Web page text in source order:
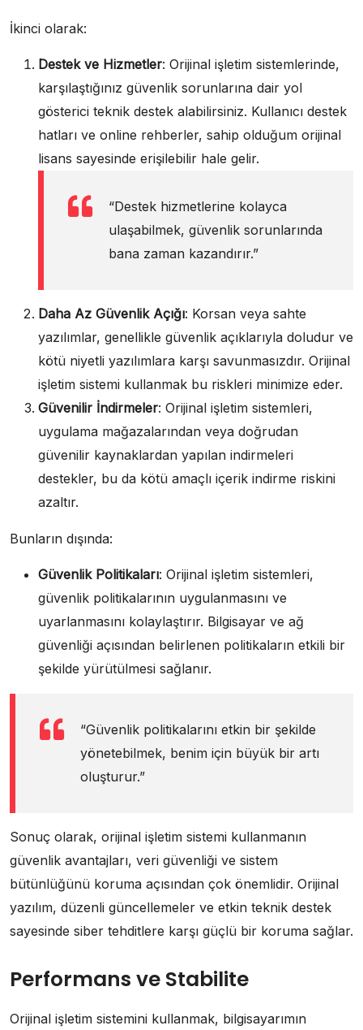
İkinci olarak:
Destek ve Hizmetler: Orijinal işletim sistemlerinde,
karşılaştığınız güvenlik sorunlarına dair yol
gösterici teknik destek alabilirsiniz. Kullanıcı destek
hatları ve online rehberler, sahip olduğum orijinal
lisans sayesinde erişilebilir hale gelir.
“Destek hizmetlerine kolayca
ulaşabilmek, güvenlik sorunlarında
bana zaman kazandırır.”
Daha Az Güvenlik Açığı: Korsan veya sahte
yazılımlar, genellikle güvenlik açıklarıyla doludur ve
kötü niyetli yazılımlara karşı savunmasızdır. Orijinal
işletim sistemi kullanmak bu riskleri minimize eder.
Güvenilir İndirmeler: Orijinal işletim sistemleri,
uygulama mağazalarından veya doğrudan
güvenilir kaynaklardan yapılan indirmeleri
destekler, bu da kötü amaçlı içerik indirme riskini
azaltır.
Bunların dışında:
Güvenlik Politikaları: Orijinal işletim sistemleri,
güvenlik politikalarının uygulanmasını ve
uyarlanmasını kolaylaştırır. Bilgisayar ve ağ
güvenliği açısından belirlenen politikaların etkili bir
şekilde yürütülmesi sağlanır.
“Güvenlik politikalarını etkin bir şekilde
yönetebilmek, benim için büyük bir artı
oluşturur.”
Sonuç olarak, orijinal işletim sistemi kullanmanın
güvenlik avantajları, veri güvenliği ve sistem
bütünlüğünü koruma açısından çok önemlidir. Orijinal
yazılım, düzenli güncellemeler ve etkin teknik destek
sayesinde siber tehditlere karşı güçlü bir koruma sağlar.
Performans ve Stabilite
Orijinal işletim sistemini kullanmak, bilgisayarımın